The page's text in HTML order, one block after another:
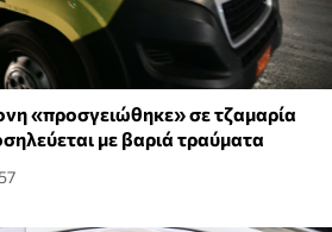
«προσγειώθηκε» σε τζαμαρία
με βαριά τραύματα